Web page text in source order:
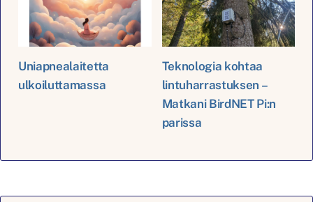
Uniapnealaitetta
ulkoiluttamassa
Teknologia kohtaa
lintuharrastuksen –
Matkani BirdNET Pi:n
parissa